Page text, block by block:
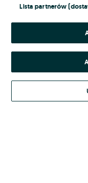
Nie pamiętasz hasła?
Kontynuując za
Regulamin
Lista partnerów